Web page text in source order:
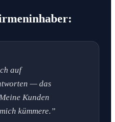
auf
— das
Kunden
kümmere.”